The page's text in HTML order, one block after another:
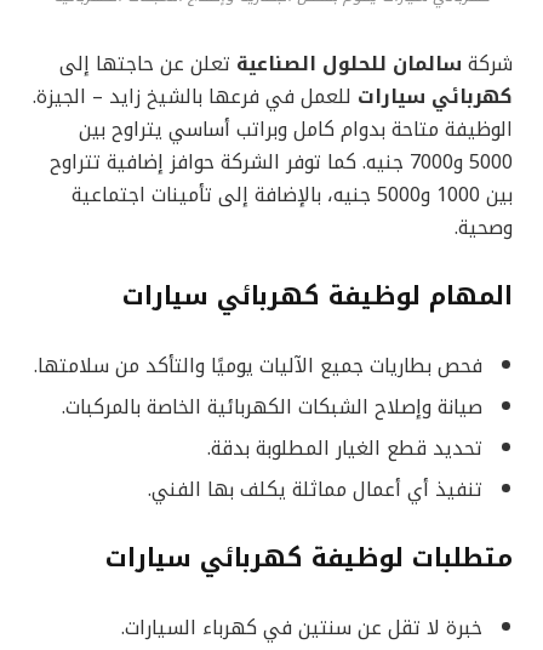
شركة سالمان للحلول الصناعية تعلن عن حاجتها إلى
كهربائي سيارات للعمل في فرعها بالشيخ زايد – الجيزة.
الوظيفة متاحة بدوام كامل وبراتب أساسي يتراوح بين
5000 و7000 جنيه. كما توفر الشركة حوافز إضافية تتراوح
بين 1000 و5000 جنيه، بالإضافة إلى تأمينات اجتماعية
وصحية.
المهام لوظيفة كهربائي سيارات
فحص بطاريات جميع الآليات يوميًا والتأكد من سلامتها.
صيانة وإصلاح الشبكات الكهربائية الخاصة بالمركبات.
تحديد قطع الغيار المطلوبة بدقة.
تنفيذ أي أعمال مماثلة يكلف بها الفني.
متطلبات لوظيفة كهربائي سيارات
خبرة لا تقل عن سنتين في كهرباء السيارات.